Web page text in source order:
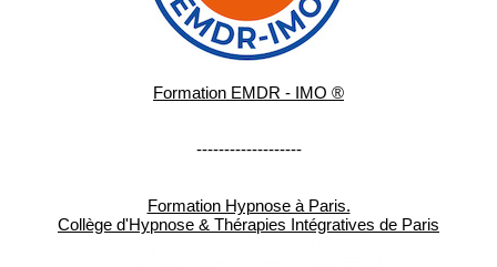
Formation EMDR - IMO ®
-------------------
Formation Hypnose à Paris.
Collège d'Hypnose & Thérapies Intégratives de Paris